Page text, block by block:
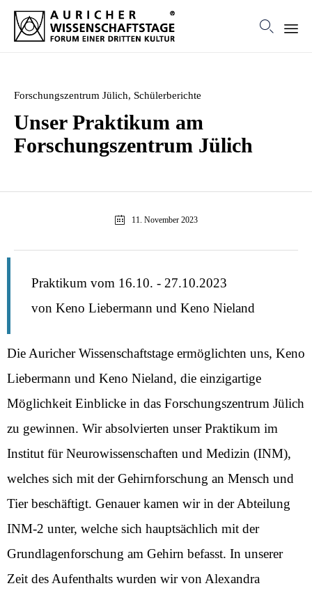

Unser Praktikum am
Forschungszentrum Jülich
Category
Forschungszentrum Jülich, Schülerberichte
11. November 2023
Praktikum vom 16.10. - 27.10.2023
von Keno Liebermann und Keno Nieland
Die Auricher Wissenschaftstage ermöglichten uns, Keno
Liebermann und Keno Nieland, die einzigartige
Möglichkeit Einblicke in das Forschungszentrum Jülich
zu gewinnen. Wir absolvierten unser Praktikum im
Institut für Neurowissenschaften und Medizin (INM),
welches sich mit der Gehirnforschung an Mensch und
Tier beschäftigt. Genauer kamen wir in der Abteilung
INM-2 unter, welche sich hauptsächlich mit der
Grundlagenforschung am Gehirn befasst. In unserer
Zeit des Aufenthalts wurden wir von Alexandra